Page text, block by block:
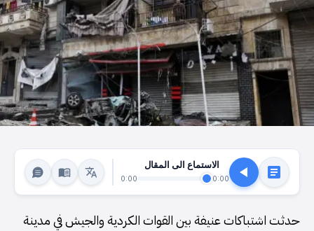
الاستماع الى المقال
0:00
0:00
حدثت اشتباكات عنيفة بين القوات الكردية والجيش في مدينة